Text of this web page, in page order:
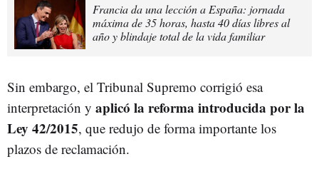
Francia da una lección a España: jornada
máxima de 35 horas, hasta 40 días libres al
año y blindaje total de la vida familiar
Sin embargo, el Tribunal Supremo corrigió esa
interpretación y aplicó la reforma introducida por la
Ley 42/2015, que redujo de forma importante los
plazos de reclamación.